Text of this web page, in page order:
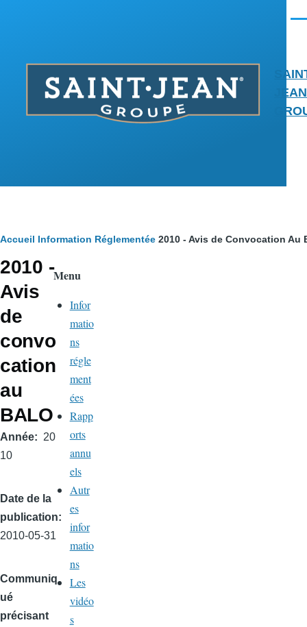
JEAN
Fil
d'Ariane
Accueil Information Réglementée 2010 - Avis de Convocation Au
2010 -
Avis
de
convo
cation
au
BALO
Année
20
10
Date de la
publication
2010-05-31
Communiq
ué
précisant
Menu
Infor
matio
ns
régle
ment
ées
Rapp
orts
annu
els
Autr
es
infor
matio
ns
Les
vidéo
s